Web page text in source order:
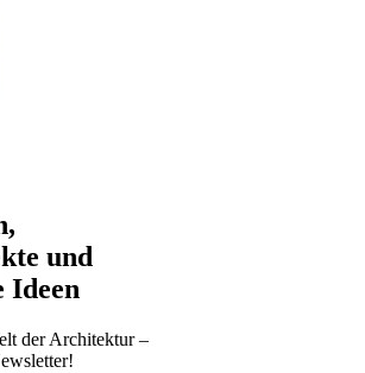
und
Ideen
der Architektur –